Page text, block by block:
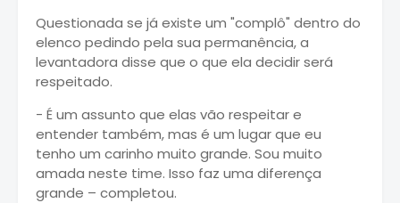
Questionada se já existe um "complô" dentro do
elenco pedindo pela sua permanência, a
levantadora disse que o que ela decidir será
respeitado.
- É um assunto que elas vão respeitar e
entender também, mas é um lugar que eu
tenho um carinho muito grande. Sou muito
amada neste time. Isso faz uma diferença
grande – completou.